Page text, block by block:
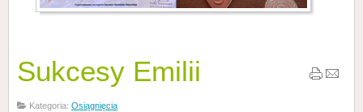
Sukcesy Emilii
Kategoria: Osiągnięcia